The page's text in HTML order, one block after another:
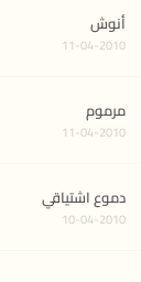
أنوش
11-04-2010
مرموم
11-04-2010
دموع اشتياقي
10-04-2010